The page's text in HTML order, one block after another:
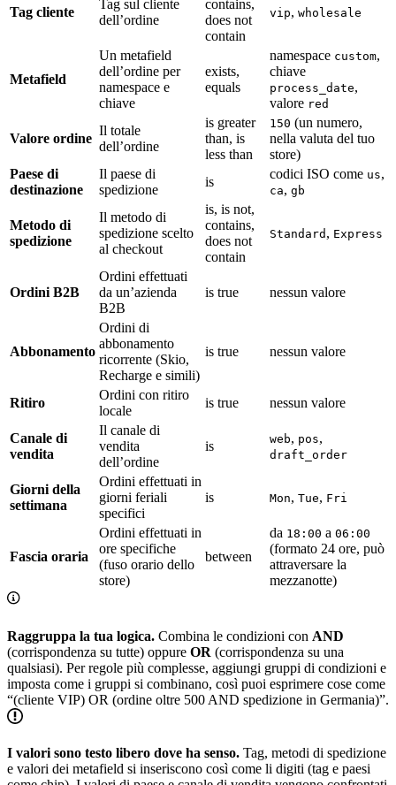
Tag cliente
Tag sul cliente
dell’ordine
contains,
does not
contain
vip, wholesale
Metafield
Un metafield
dell’ordine per
namespace e
chiave
exists,
equals
namespace custom,
chiave
process_date,
valore red
Valore ordine
Il totale
dell’ordine
is greater
than, is
less than
150 (un numero,
nella valuta del tuo
store)
Paese di
destinazione
Il paese di
spedizione
is
codici ISO come us,
ca, gb
Metodo di
spedizione
Il metodo di
spedizione scelto
al checkout
is, is not,
contains,
does not
contain
Standard , Express
Ordini B2B
Ordini effettuati
da un’azienda
B2B
is true nessun valore
Abbonamento
Ordini di
abbonamento
ricorrente (Skio,
Recharge e simili)
is true nessun valore
Ritiro
Ordini con ritiro
locale
is true nessun valore
Canale di
vendita
Il canale di
vendita
dell’ordine
is web, pos,
draft_order
Giorni della
settimana
Ordini effettuati in
giorni feriali
specifici
is Mon, Tue, Fri
Fascia oraria
Ordini effettuati in
ore specifiche
(fuso orario dello
store)
between
da 18:00 a 06:00
(formato 24 ore, può
attraversare la
mezzanotte)
Raggruppa la tua logica. Combina le condizioni con AND
(corrispondenza su tutte) oppure OR (corrispondenza su una
qualsiasi). Per regole più complesse, aggiungi gruppi di condizioni e
imposta come i gruppi si combinano, così puoi esprimere cose come
“(cliente VIP) OR (ordine oltre 500 AND spedizione in Germania)”.
I valori sono testo libero dove ha senso. Tag, metodi di spedizione
e valori dei metafield si inseriscono così come li digiti (tag e paesi